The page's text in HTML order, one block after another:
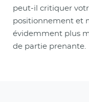
peut-il critiquer
positionnement et
évidemment plus
de partie prenante.